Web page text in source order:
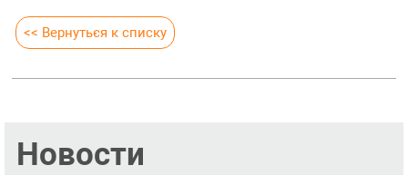
<< Вернуться к списку
Новости